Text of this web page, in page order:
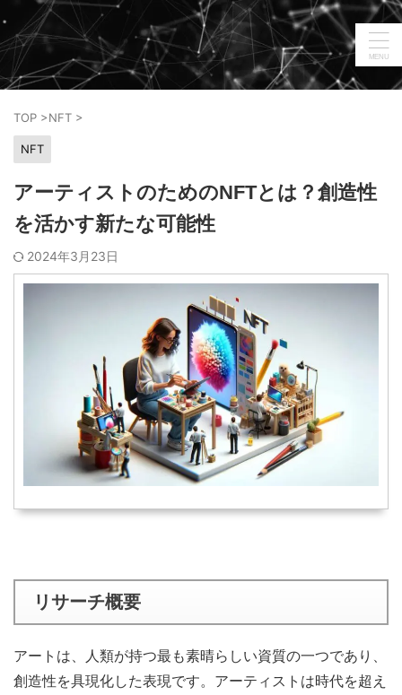
TOP >NFT >
NFT
アーティストのためのNFTとは？創造性
を活かす新たな可能性
2024年3月23日
リサーチ概要
アートは、人類が持つ最も素晴らしい資質の一つであり、
創造性を具現化した表現です。アーティストは時代を超え